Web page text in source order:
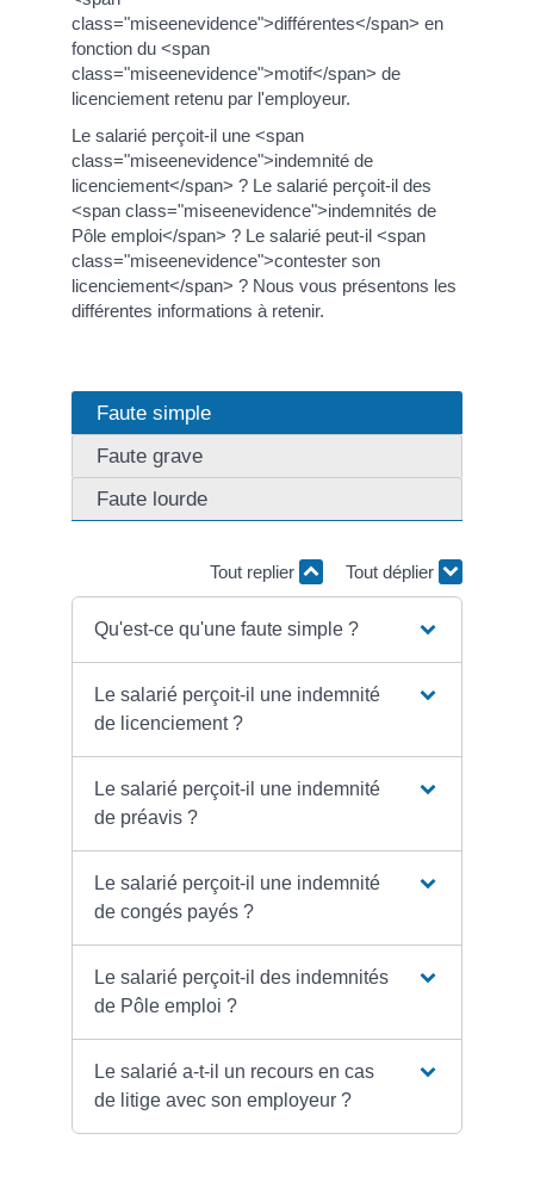
class="miseenevidence">différentes</span> en
fonction du <span
class="miseenevidence">motif</span> de
licenciement retenu par l'employeur.
Le salarié perçoit-il une <span
class="miseenevidence">indemnité de
licenciement</span> ? Le salarié perçoit-il des
<span class="miseenevidence">indemnités de
Pôle emploi</span> ? Le salarié peut-il <span
class="miseenevidence">contester son
licenciement</span> ? Nous vous présentons les
différentes informations à retenir.
Faute simple
Faute grave
Faute lourde
Tout replier Tout déplier
Qu'est-ce qu'une faute simple ?
Le salarié perçoit-il une indemnité
de licenciement ?
Le salarié perçoit-il une indemnité
de préavis ?
Le salarié perçoit-il une indemnité
de congés payés ?
Le salarié perçoit-il des indemnités
de Pôle emploi ?
Le salarié a-t-il un recours en cas
de litige avec son employeur ?